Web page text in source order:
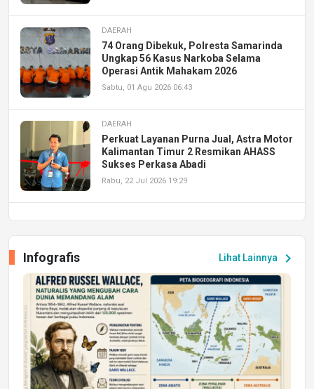
DAERAH
74 Orang Dibekuk, Polresta Samarinda
Ungkap 56 Kasus Narkoba Selama
Operasi Antik Mahakam 2026
Sabtu, 01 Agu 2026 06:43
DAERAH
Perkuat Layanan Purna Jual, Astra Motor
Kalimantan Timur 2 Resmikan AHASS
Sukses Perkasa Abadi
Rabu, 22 Jul 2026 19:29
Peluang Kerja dan Magang
Jumat, 17 Jul 2026 22:30
DAERAH
Astra Motor Kalimantan Timur 2 Dukung
Mahasiswa Samarinda dalam Astra
Honda SDGs Future Leaders 2026
Jumat, 10 Jul 2026 19:01
Lihat Lainnya chevron_right
Infografis